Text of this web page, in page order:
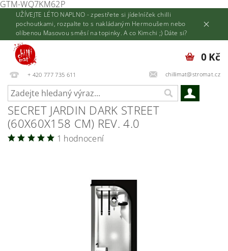
GTM-WQ7KM62P
UŽÍVEJTE LÉTO NAPLNO - zpestřete si jídelníček chilli
pochoutkami, rozpalte to s nakládaným Hermoušem nebo
olíbenou Masovou směsí na topinky. A co Kimchi ;) Dáte si?
+ 420 777 735 611 chillimat@stromat.cz
0 Kč
SECRET JARDIN DARK STREET
(60X60X158 CM) REV. 4.0
1 hodnocení